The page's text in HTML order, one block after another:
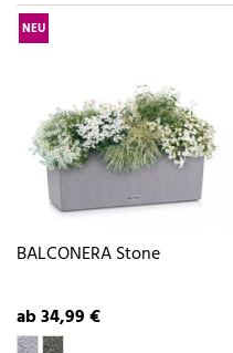
NEU
BALCONERA Stone
ab 34,99 €